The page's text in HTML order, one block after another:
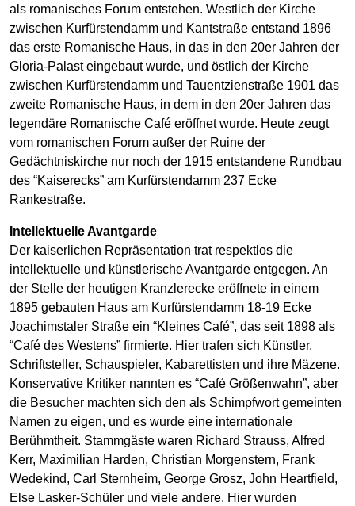
als romanisches Forum entstehen. Westlich der Kirche
zwischen Kurfürstendamm und Kantstraße entstand 1896
das erste Romanische Haus, in das in den 20er Jahren der
Gloria-Palast eingebaut wurde, und östlich der Kirche
zwischen Kurfürstendamm und Tauentzienstraße 1901 das
zweite Romanische Haus, in dem in den 20er Jahren das
legendäre Romanische Café eröffnet wurde. Heute zeugt
vom romanischen Forum außer der Ruine der
Gedächtniskirche nur noch der 1915 entstandene Rundbau
des “Kaiserecks” am Kurfürstendamm 237 Ecke
Rankestraße.
Intellektuelle Avantgarde
Der kaiserlichen Repräsentation trat respektlos die
intellektuelle und künstlerische Avantgarde entgegen. An
der Stelle der heutigen Kranzlerecke eröffnete in einem
1895 gebauten Haus am Kurfürstendamm 18-19 Ecke
Joachimstaler Straße ein “Kleines Café”, das seit 1898 als
“Café des Westens” firmierte. Hier trafen sich Künstler,
Schriftsteller, Schauspieler, Kabarettisten und ihre Mäzene.
Konservative Kritiker nannten es “Café Größenwahn”, aber
die Besucher machten sich den als Schimpfwort gemeinten
Namen zu eigen, und es wurde eine internationale
Berühmtheit. Stammgäste waren Richard Strauss, Alfred
Kerr, Maximilian Harden, Christian Morgenstern, Frank
Wedekind, Carl Sternheim, George Grosz, John Heartfield,
Else Lasker-Schüler und viele andere. Hier wurden